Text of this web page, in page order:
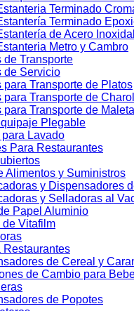
Terminado
Terminado
de Acero
Metro y Cambro
de Transporte
de Servicio
para Transporte de Platos
para Transporte de
para Transporte de
Plegable
para Lavado
Para Restaurantes
Alimentos y Suministros
y Dispensadores
y Selladoras al
Papel Aluminio
de Vitafilm
Restaurantes
de Cereal y
de Cambio para
de Popotes